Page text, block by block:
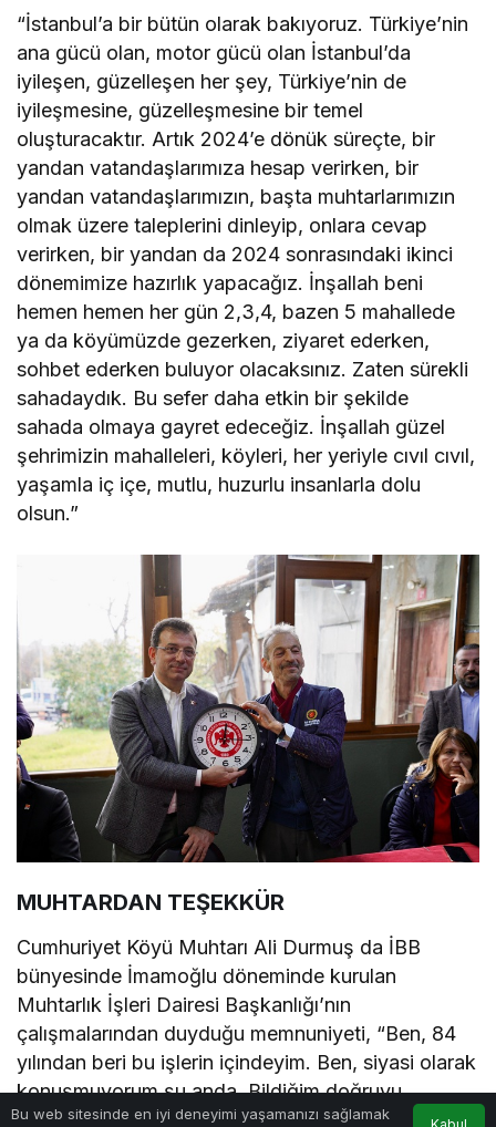
“İstanbul’a bir bütün olarak bakıyoruz. Türkiye’nin
ana gücü olan, motor gücü olan İstanbul’da
iyileşen, güzelleşen her şey, Türkiye’nin de
iyileşmesine, güzelleşmesine bir temel
oluşturacaktır. Artık 2024’e dönük süreçte, bir
yandan vatandaşlarımıza hesap verirken, bir
yandan vatandaşlarımızın, başta muhtarlarımızın
olmak üzere taleplerini dinleyip, onlara cevap
verirken, bir yandan da 2024 sonrasındaki ikinci
dönemimize hazırlık yapacağız. İnşallah beni
hemen hemen her gün 2,3,4, bazen 5 mahallede
ya da köyümüzde gezerken, ziyaret ederken,
sohbet ederken buluyor olacaksınız. Zaten sürekli
sahadaydık. Bu sefer daha etkin bir şekilde
sahada olmaya gayret edeceğiz. İnşallah güzel
şehrimizin mahalleleri, köyleri, her yeriyle cıvıl cıvıl,
yaşamla iç içe, mutlu, huzurlu insanlarla dolu
olsun.”
MUHTARDAN TEŞEKKÜR
Cumhuriyet Köyü Muhtarı Ali Durmuş da İBB
bünyesinde İmamoğlu döneminde kurulan
Muhtarlık İşleri Dairesi Başkanlığı’nın
çalışmalarından duyduğu memnuniyeti, “Ben, 84
yılından beri bu işlerin içindeyim. Ben, siyasi olarak
konuşmuyorum şu anda. Bildiğim doğruyu
konuşuyorum. Bu dönem kadar Büyükşehir
Bu web sitesinde en iyi deneyimi yaşamanızı sağlamak